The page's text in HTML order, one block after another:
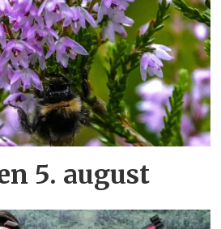
5. august